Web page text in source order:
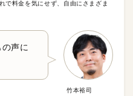
で料金を気にせず、自由にさまざま
竹本裕司
声に